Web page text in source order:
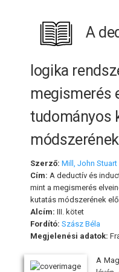
A
logika
megismerés
tudományos
Szerző: Mill, John Stuart
Cím: A deductív és
mint a megismerés
kutatás módszerének
Alcím: III. kötet
Fordító: Szász Béla
Megjelenési adatok:
A